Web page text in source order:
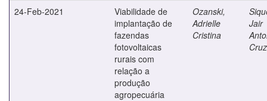
24-Feb-2021
Viabilidade de
implantação de
fazendas
fotovoltaicas
rurais com
relação a
produção
agropecuária
Ozanski,
Adrielle
Cristina
Jair
Cruz